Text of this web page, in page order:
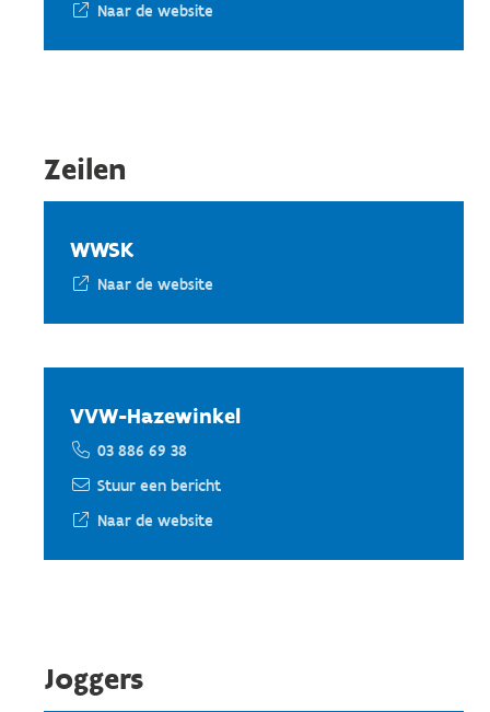
Naar de website
Zeilen
WWSK
Naar de website
VVW-Hazewinkel
03 886 69 38
Stuur een bericht
Naar de website
Joggers